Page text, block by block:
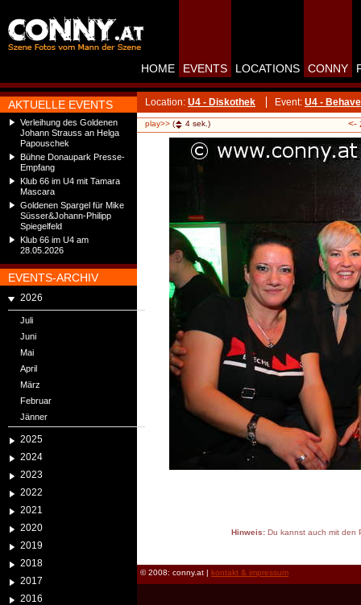
AKTUELLE EVENTS
Verleihung des Goldenen
Johann Strauss an Helga
Papouschek
Bühne Donaupark Presse-
Empfang
Klub 66 im U4 mit Tamara
Mascara
Goldenen Spargel für Mike
Süsser&Johann-Philipp
Spiegelfeld
Klub 66 im U4 am
28.05.2026
EVENTS-ARCHIV
2026
Juli
Juni
Mai
April
März
Februar
Jänner
2025
2024
2023
2022
2021
2020
2019
2018
2017
2016
HOME EVENTS LOCATIONS CONNY
Location: U4 - Diskothek Event: U4 -
play>> ( 4 sek.) <-
Hinweis:Du kannst auch mit den
© 2008: conny.at | kontakt & impressum